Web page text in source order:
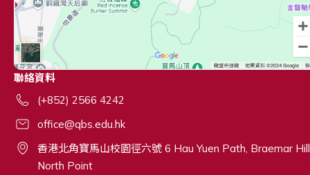
聯絡資料
(+852) 2566 4242
office@qbs.edu.hk
香港北角寶馬山校園徑六號 6 Hau Yuen Path, Braemar
North Point